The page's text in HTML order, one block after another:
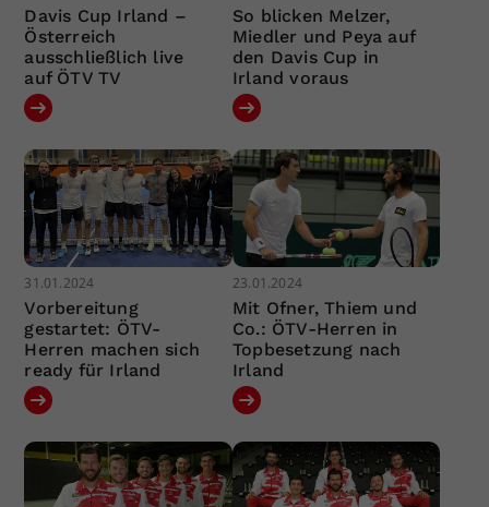
Davis Cup Irland –
Österreich
ausschließlich live
auf ÖTV TV
So blicken Melzer,
Miedler und Peya auf
den Davis Cup in
Irland voraus
31.01.2024
Vorbereitung
gestartet: ÖTV-
Herren machen sich
ready für Irland
23.01.2024
Mit Ofner, Thiem und
Co.: ÖTV-Herren in
Topbesetzung nach
Irland